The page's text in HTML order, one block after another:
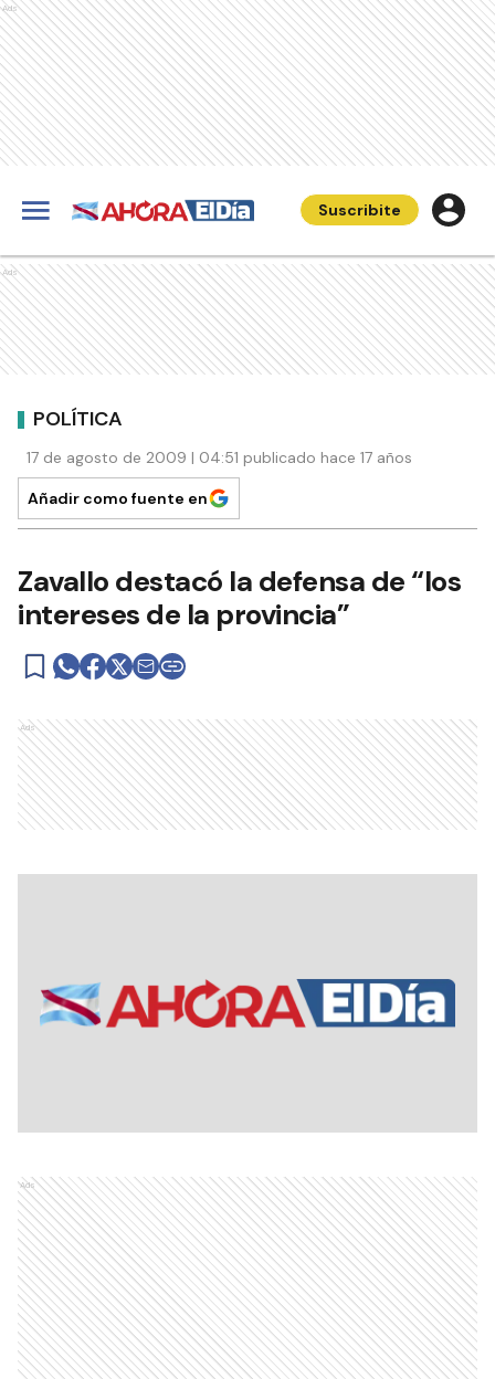
Ads
Suscribite
Ads
POLÍTICA
17 de agosto de 2009 | 04:51 publicado hace 17 años
Añadir como fuente en
Zavallo destacó la defensa de “los
intereses de la provincia”
Ads
Ads